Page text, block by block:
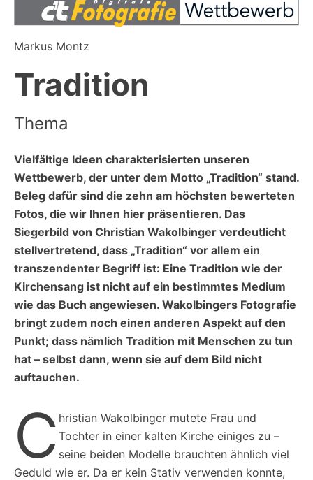
Markus Montz
Tradition
Thema
Vielfältige Ideen charakterisierten unseren
Wettbewerb, der unter dem Motto „Tradition“ stand.
Beleg dafür sind die zehn am höchsten bewerteten
Fotos, die wir Ihnen hier präsentieren. Das
Siegerbild von Christian Wakolbinger verdeutlicht
stellvertretend, dass „Tradition“ vor allem ein
transzendenter Begriff ist: Eine Tradition wie der
Kirchensang ist nicht auf ein bestimmtes Medium
wie das Buch angewiesen. Wakolbingers Fotografie
bringt zudem noch einen anderen Aspekt auf den
Punkt; dass nämlich Tradition mit Menschen zu tun
hat – selbst dann, wenn sie auf dem Bild nicht
auftauchen.
C hristian Wakolbinger mutete Frau und
Tochter in einer kalten Kirche einiges zu –
seine beiden Modelle brauchten ähnlich viel
Geduld wie er. Da er kein Stativ verwenden konnte,